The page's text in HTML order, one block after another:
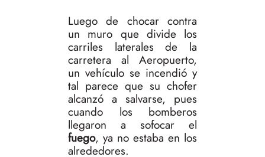
Luego de chocar contra
un muro que divide los
carriles laterales de la
carretera al Aeropuerto,
un vehículo se incendió y
tal parece que su chofer
alcanzó a salvarse, pues
cuando los bomberos
llegaron a sofocar el
fuego, ya no estaba en los
alrededores.